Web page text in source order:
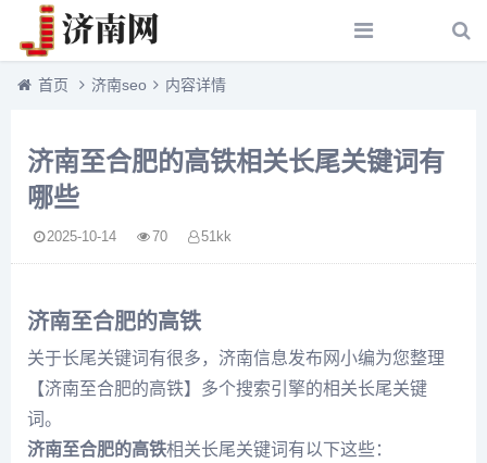
首页 济南seo 内容详情
济南至合肥的高铁相关长尾关键词有
哪些
2025-10-14 70 51kk
济南至合肥的高铁
关于长尾关键词有很多，济南信息发布网小编为您整理
【济南至合肥的高铁】多个搜索引擎的相关长尾关键
词。
济南至合肥的高铁相关长尾关键词有以下这些：